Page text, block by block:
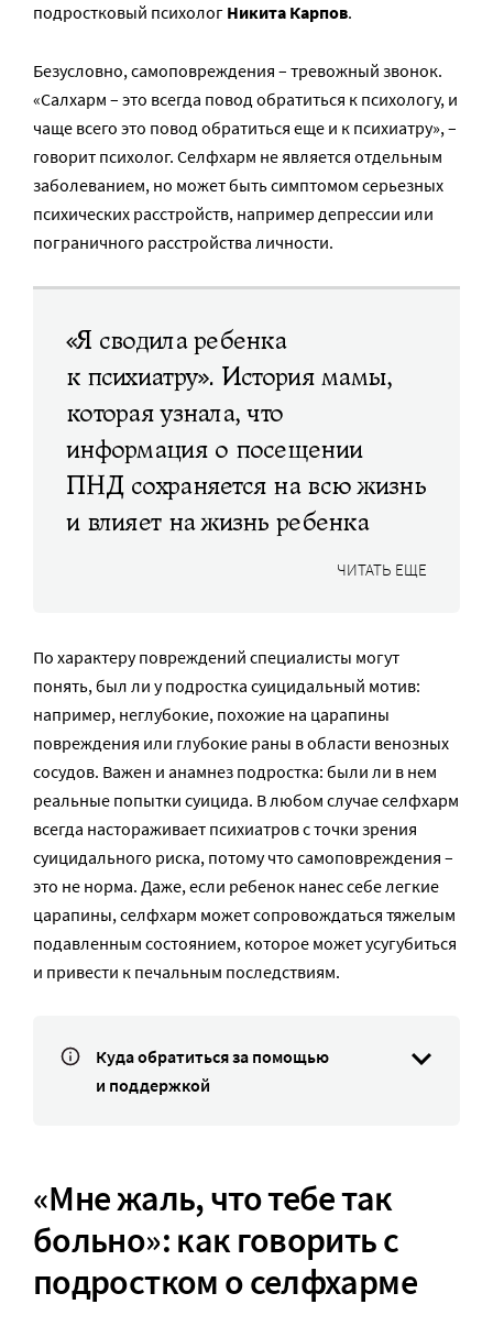
подростковый психолог Никита Карпов.
Безусловно, самоповреждения – тревожный звонок.
«Салхарм – это всегда повод обратиться к психологу, и
чаще всего это повод обратиться еще и к психиатру», –
говорит психолог. Селфхарм не является отдельным
заболеванием, но может быть симптомом серьезных
психических расстройств, например депрессии или
пограничного расстройства личности.
«Я сводила ребенка
к психиатру». История мамы,
которая узнала, что
информация о посещении
ПНД сохраняется на всю жизнь
и влияет на жизнь ребенка
ЧИТАТЬ ЕЩЕ
По характеру повреждений специалисты могут
понять, был ли у подростка суицидальный мотив:
например, неглубокие, похожие на царапины
повреждения или глубокие раны в области венозных
сосудов. Важен и анамнез подростка: были ли в нем
реальные попытки суицида. В любом случае селфхарм
всегда настораживает психиатров с точки зрения
суицидального риска, потому что самоповреждения –
это не норма. Даже, если ребенок нанес себе легкие
царапины, селфхарм может сопровождаться тяжелым
подавленным состоянием, которое может усугубиться
и привести к печальным последствиям.
Куда обратиться за помощью
и поддержкой
«Мне жаль, что тебе так
больно»: как говорить с
подростком о селфхарме